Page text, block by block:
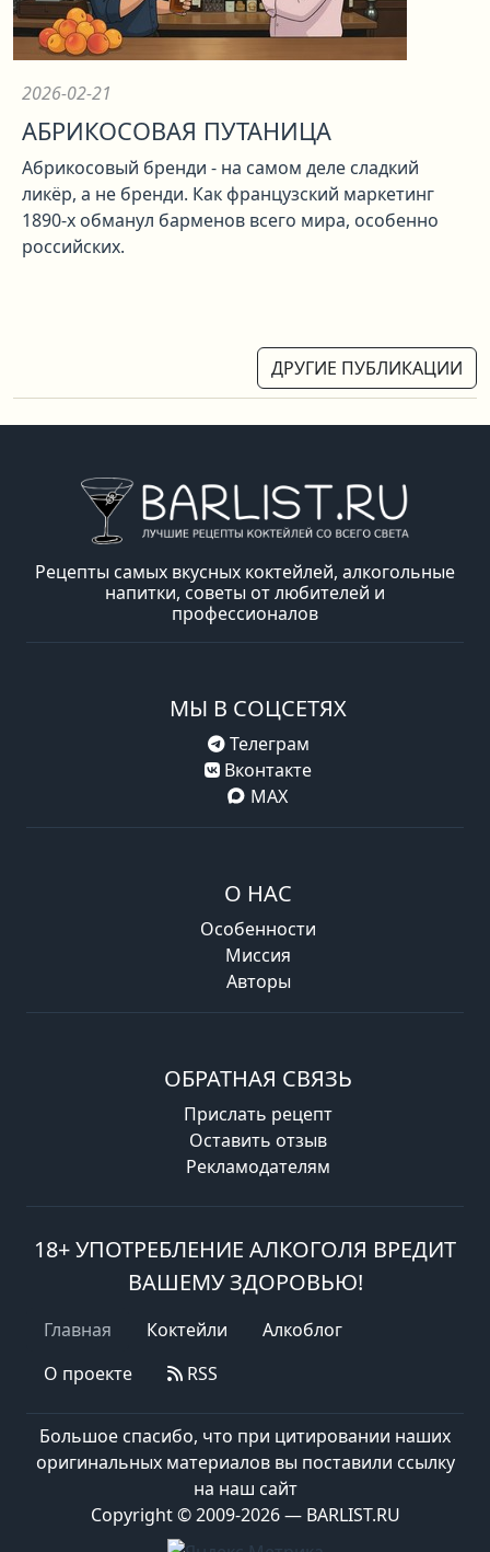
2026-02-21
АБРИКОСОВАЯ ПУТАНИЦА
Абрикосовый бренди - на самом деле сладкий
ликёр, а не бренди. Как французский маркетинг
1890-х обманул барменов всего мира, особенно
российских.
ДРУГИЕ ПУБЛИКАЦИИ
Рецепты самых вкусных коктейлей, алкогольные
напитки, советы от любителей и
профессионалов
МЫ В СОЦСЕТЯХ
Телеграм
Вконтакте
MAX
О НАС
Особенности
Миссия
Авторы
ОБРАТНАЯ СВЯЗЬ
Прислать рецепт
Оставить отзыв
Рекламодателям
18+ УПОТРЕБЛЕНИЕ АЛКОГОЛЯ ВРЕДИТ
ВАШЕМУ ЗДОРОВЬЮ!
Главная Коктейли
Алкоблог
О проекте
RSS
Большое спасибо, что при цитировании наших
оригинальных материалов вы поставили ссылку
на наш сайт
Copyright © 2009-2026 — BARLIST.RU